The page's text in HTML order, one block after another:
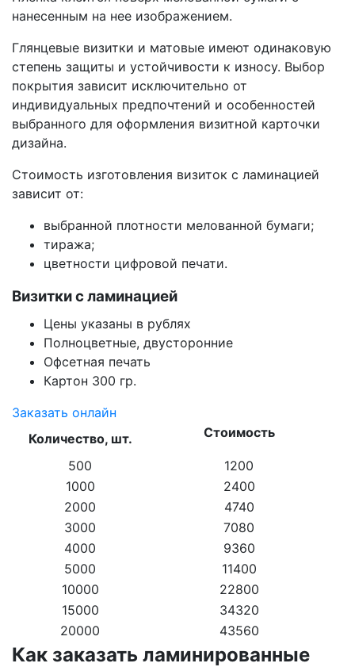
нанесенным на нее изображением.
Глянцевые визитки и матовые имеют одинаковую
степень защиты и устойчивости к износу. Выбор
покрытия зависит исключительно от
индивидуальных предпочтений и особенностей
выбранного для оформления визитной карточки
дизайна.
Стоимость изготовления визиток с ламинацией
зависит от:
выбранной плотности мелованной бумаги;
тиража;
цветности цифровой печати.
Визитки с ламинацией
Цены указаны в рублях
Полноцветные, двусторонние
Офсетная печать
Картон 300 гр.
Заказать онлайн
Количество, шт.
Стоимость
500
1200
1000
2400
2000
4740
3000
7080
4000
9360
5000
11400
10000
22800
15000
34320
20000
43560
Как заказать ламинированные